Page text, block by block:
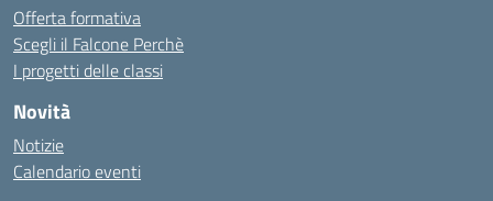
Offerta formativa
Scegli il Falcone Perchè
I progetti delle classi
Novità
Notizie
Calendario eventi